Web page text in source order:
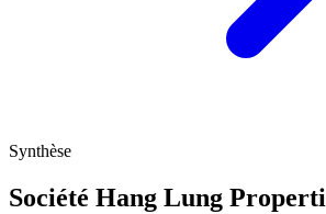
Synthèse
Société Hang Lung